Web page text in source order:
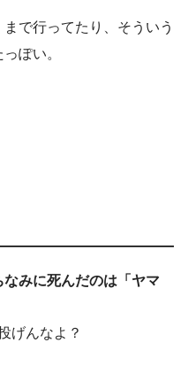
で行ってたり、そういう
ぽい。
みに死んだのは「ヤマ
げんなよ？